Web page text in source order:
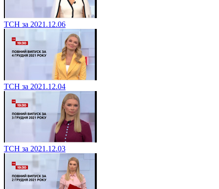
ТСН за 2021.12.06
ТСН за 2021.12.04
ТСН за 2021.12.03